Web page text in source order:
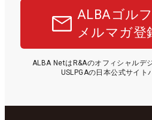
ALBAゴル
メルマガ登
ALBA NetはR&Aのオフィシャルデ
USLPGAの日本公式サイト